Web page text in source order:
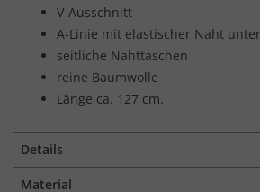
V-Ausschnitt
A-Linie mit elastischer Naht
seitliche Nahttaschen
reine Baumwolle
Länge ca. 127 cm.
Details
Material